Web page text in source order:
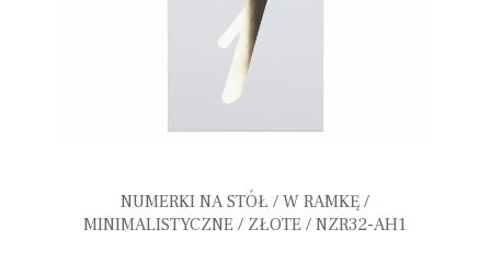
NUMERKI NA STÓŁ / W RAMKĘ /
MINIMALISTYCZNE / ZŁOTE / NZR32-AH1